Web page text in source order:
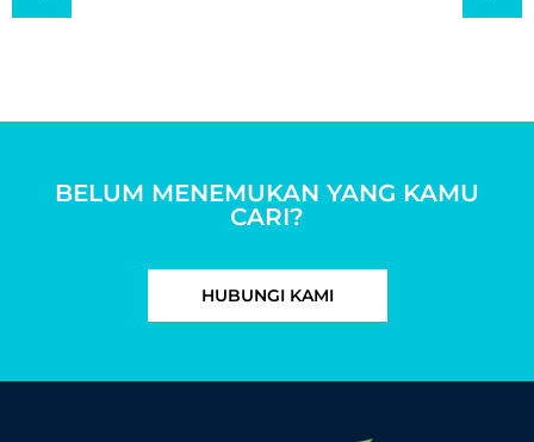
BELUM MENEMUKAN YANG KAMU
CARI?
HUBUNGI KAMI